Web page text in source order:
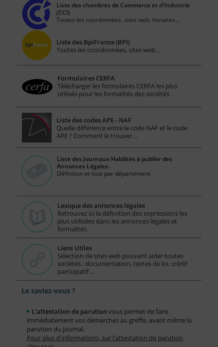
Liste des chambres de Commerce et d'Industrie
(CCI)
Toutes les coordonnées, sites web, horaires...
Liste des BpiFrance (BPI)
Toutes les coordonnées, sites web...
Formulaires CERFA
Télécharger les formulaires CERFA les plus
utilisés pour les formalités des sociétés
Liste des codes APE - NAF
Quelle différence entre le code NAF et le code
APE ? Comment le trouver…
Liste des Journaux Habilités à publier des
Annonces Légales.
Définition et liste par département
Lexique des annonces légales
Retrouvez ici la définition des expressions les
plus utilisées dans les annonces légales et
formalités.
Liens Utiles
Sélection de sites web pouvant aider toutes
sociétés : documentation, textes de loi, crédit
participatif ...
Le saviez-vous ?
L'attestation de parution vous permet de faire
immédiatement vos démarches au greffe, avant même la
parution du journal.
Pour plus d'informations, sur l'attestation de parution